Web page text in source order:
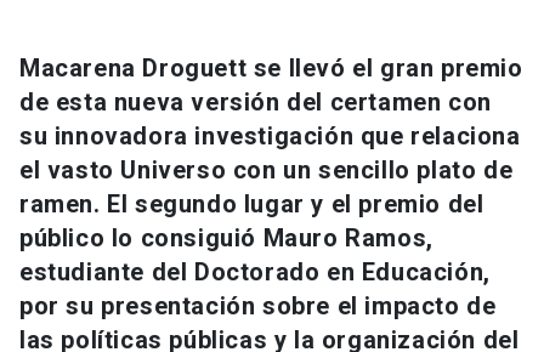
Universidad
Información para keyboard_arrow_down
Futuros estudiantes
Estudiantes
Académicos
Go to english site launch
ACCESOS DIRECTOS
Admisión launch
Macarena Droguett se llevó el gran premio
de esta nueva versión del certamen con
su innovadora investigación que relaciona
el vasto Universo con un sencillo plato de
ramen. El segundo lugar y el premio del
público lo consiguió Mauro Ramos,
estudiante del Doctorado en Educación,
por su presentación sobre el impacto de
las políticas públicas y la organización del